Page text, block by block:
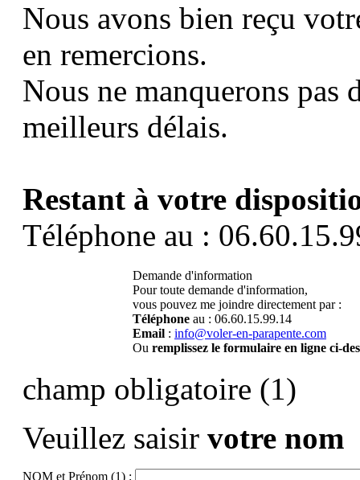
Nous avons bien reçu
en remercions.
Nous ne manquerons pas
meilleurs délais.
Restant à votre
Téléphone au :
Demande d'information
Pour toute demande d'information,
vous pouvez me joindre directement par :
Téléphone au : 06.60.15.99.14
Email : info@voler-en-parapente.com
Ou remplissez le formulaire en ligne ci-
champ obligatoire (1)
Veuillez saisir votre nom
NOM et Prénom (1) :